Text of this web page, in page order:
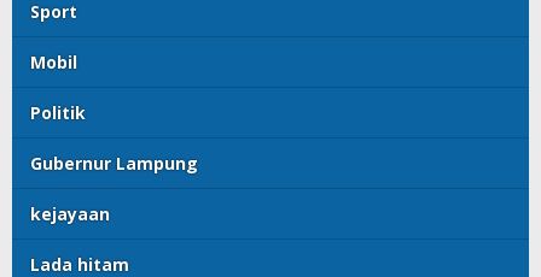
Sport
Mobil
Politik
Gubernur Lampung
kejayaan
Lada hitam